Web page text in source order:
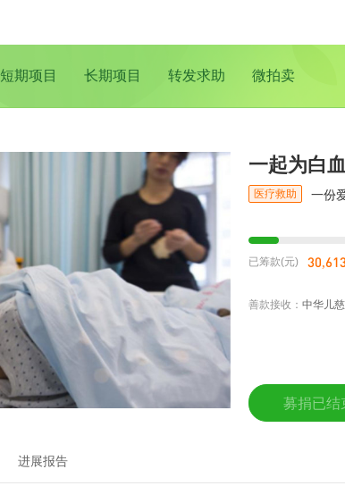
短期项目 长期项目 转发求助 微拍卖
一起为白
医疗救助 一份
已筹款(元)
善款接收： 中华儿
募捐已结
进展报告